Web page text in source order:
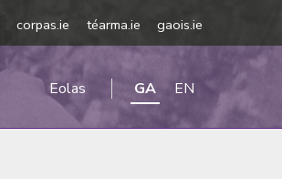
corpas.ie téarma.ie gaois.ie
Eolas GA EN